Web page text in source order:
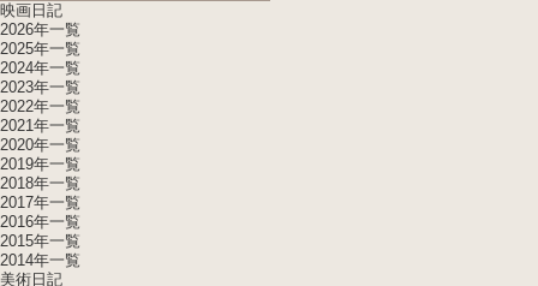
映画日記
2026年一覧
2025年一覧
2024年一覧
2023年一覧
2022年一覧
2021年一覧
2020年一覧
2019年一覧
2018年一覧
2017年一覧
2016年一覧
2015年一覧
2014年一覧
美術日記